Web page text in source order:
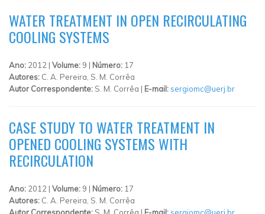
WATER TREATMENT IN OPEN RECIRCULATING
COOLING SYSTEMS
Ano: 2012 | Volume: 9 | Número: 17
Autores: C. A. Pereira, S. M. Corrêa
Autor Correspondente: S. M. Corrêa | E-mail: sergiomc@uerj.br
CASE STUDY TO WATER TREATMENT IN
OPENED COOLING SYSTEMS WITH
RECIRCULATION
Ano: 2012 | Volume: 9 | Número: 17
Autores: C. A. Pereira, S. M. Corrêa
Autor Correspondente: S. M. Corrêa | E-mail: sergiomc@uerj.br